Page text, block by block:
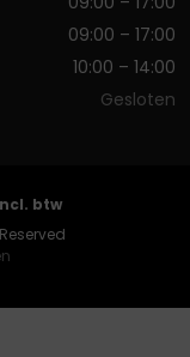
09:00 – 17:00
10:00 – 14:00
Gesloten
btw